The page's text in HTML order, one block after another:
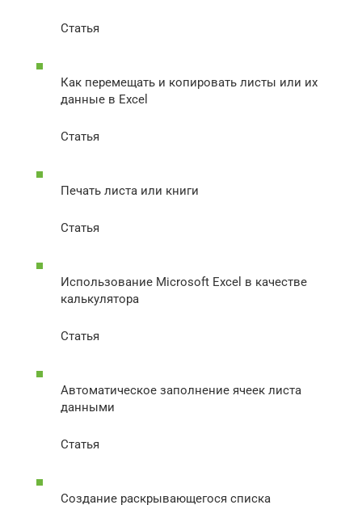
Статья
Как перемещать и копировать листы или их
данные в Excel
Статья
Печать листа или книги
Статья
Использование Microsoft Excel в качестве
калькулятора
Статья
Автоматическое заполнение ячеек листа
данными
Статья
Создание раскрывающегося списка